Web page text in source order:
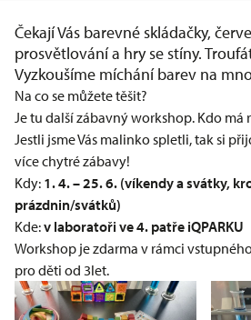
Čekají Vás barevné skládačky,
prosvětlování a hry se stíny.
Vyzkoušíme míchání barev na
Na co se můžete těšit?
Je tu další zábavný workshop. Kdo má
Jestli jsme Vás malinko spletli, tak si
více chytré zábavy!
Kdy: 1. 4. – 25. 6. (víkendy a svátky,
prázdnin/svátků)
Kde:v laboratoři ve 4. patře iQPARKU
Workshop je zdarma v rámci
pro děti od 3let.